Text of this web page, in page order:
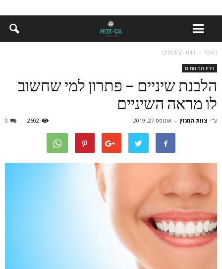
ראשי זירת המומחים
זירת המומחים
הלבנת שיניים – פתרון למי שחשוב
לו מראה השיניים
ע"י צוות המגזין - אוגוסט 27, 2019 0 2602